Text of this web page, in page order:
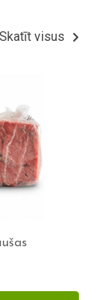
Skatīt visus